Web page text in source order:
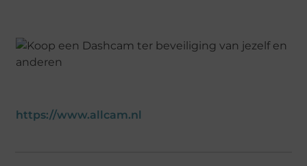
https://www.allcam.nl